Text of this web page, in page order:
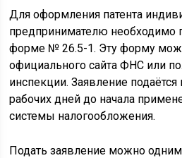
Для оформления патента
предпринимателю необходимо
форме № 26.5-1. Эту форму
официального сайта ФНС или
инспекции. Заявление
рабочих дней до начала
системы налогообложения.
Подать заявление можно